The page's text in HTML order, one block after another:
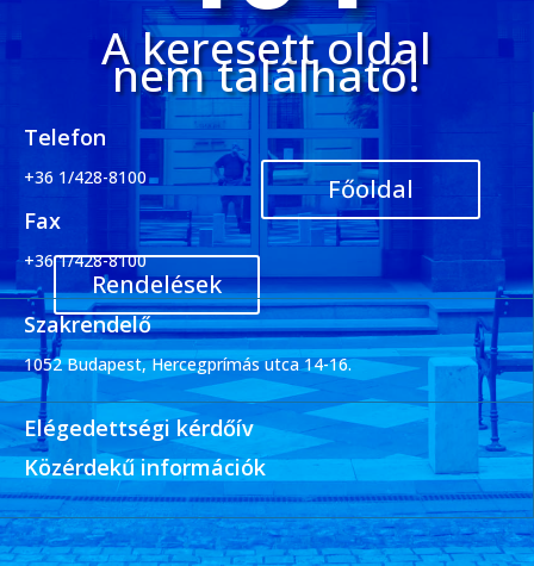
A keresett oldal
nem található!
Főoldal
Rendelések
Telefon
+36 1/428-8100
Fax
+36 1/428-8100
Szakrendelő
1052 Budapest, Hercegprímás utca 14-16.
Elégedettségi kérdőív
Közérdekű információk